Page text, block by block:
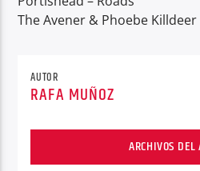
The Avener & Phoebe Killdeer
AUTOR
RAFA MUÑOZ
ARCHIVOS DEL